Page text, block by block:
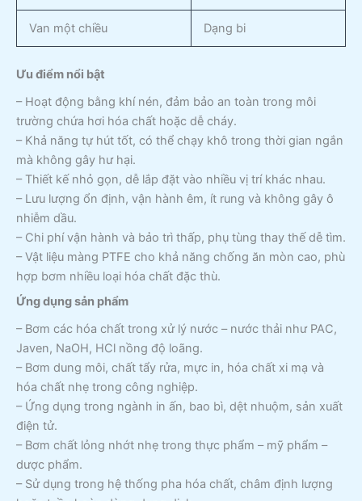
Van một chiều Dạng bi
Ưu điểm nổi bật
– Hoạt động bằng khí nén, đảm bảo an toàn trong môi
trường chứa hơi hóa chất hoặc dễ cháy.
– Khả năng tự hút tốt, có thể chạy khô trong thời gian ngắn
mà không gây hư hại.
– Thiết kế nhỏ gọn, dễ lắp đặt vào nhiều vị trí khác nhau.
– Lưu lượng ổn định, vận hành êm, ít rung và không gây ô
nhiễm dầu.
– Chi phí vận hành và bảo trì thấp, phụ tùng thay thế dễ tìm.
– Vật liệu màng PTFE cho khả năng chống ăn mòn cao, phù
hợp bơm nhiều loại hóa chất đặc thù.
Ứng dụng sản phẩm
– Bơm các hóa chất trong xử lý nước – nước thải như PAC,
Javen, NaOH, HCl nồng độ loãng.
– Bơm dung môi, chất tẩy rửa, mực in, hóa chất xi mạ và
hóa chất nhẹ trong công nghiệp.
– Ứng dụng trong ngành in ấn, bao bì, dệt nhuộm, sản xuất
điện tử.
– Bơm chất lỏng nhớt nhẹ trong thực phẩm – mỹ phẩm –
dược phẩm.
– Sử dụng trong hệ thống pha hóa chất, châm định lượng